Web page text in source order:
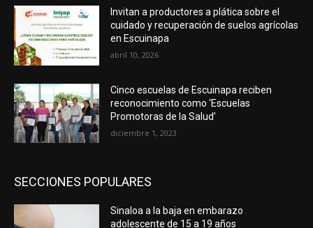
Invitan a productores a plática sobre el
cuidado y recuperación de suelos agrícolas
en Escuinapa
abril 10, 2026
Cinco escuelas de Escuinapa reciben
reconocimiento como ‘Escuelas
Promotoras de la Salud’
diciembre 1, 2023
SECCIONES POPULARES
Sinaloa a la baja en embarazo
adolescente de 15 a 19 años